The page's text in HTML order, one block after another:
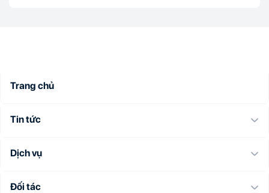
Trang chủ
Tin tức
Dịch vụ
Đối tác